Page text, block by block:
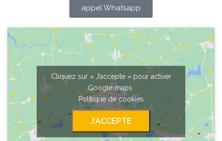
appel Whatsapp
Cliquez sur « J’accepte » pour activer
Google maps
Politique de cookies
J’ACCEPTE